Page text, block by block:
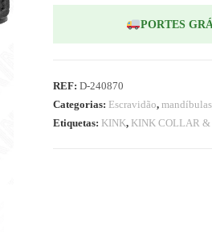
PORTES
REF: D-240870
Categorias: Escravidão, mandíbulas
Etiquetas: KINK, KINK COLLAR &